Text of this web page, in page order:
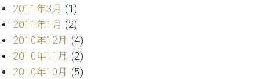
2011年3月 (1)
2011年1月 (2)
2010年12月 (4)
2010年11月 (2)
2010年10月 (5)